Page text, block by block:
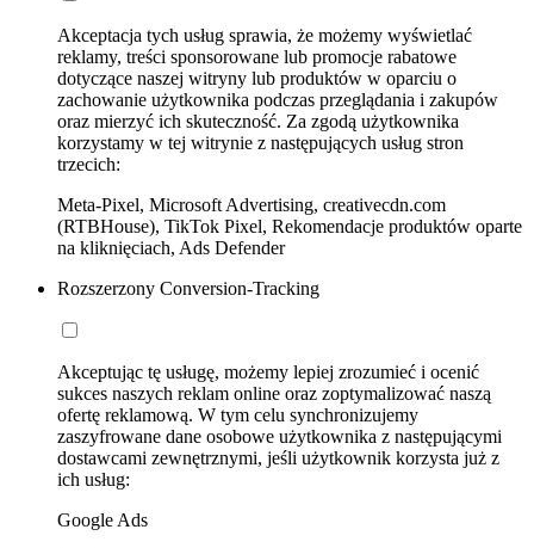
Akceptacja tych usług sprawia, że możemy wyświetlać
reklamy, treści sponsorowane lub promocje rabatowe
dotyczące naszej witryny lub produktów w oparciu o
zachowanie użytkownika podczas przeglądania i zakupów
oraz mierzyć ich skuteczność. Za zgodą użytkownika
korzystamy w tej witrynie z następujących usług stron
trzecich:
Meta-Pixel, Microsoft Advertising, creativecdn.com
(RTBHouse), TikTok Pixel, Rekomendacje produktów oparte
na kliknięciach, Ads Defender
Rozszerzony Conversion-Tracking
Akceptując tę usługę, możemy lepiej zrozumieć i ocenić
sukces naszych reklam online oraz zoptymalizować naszą
ofertę reklamową. W tym celu synchronizujemy
zaszyfrowane dane osobowe użytkownika z następującymi
dostawcami zewnętrznymi, jeśli użytkownik korzysta już z
ich usług:
Google Ads